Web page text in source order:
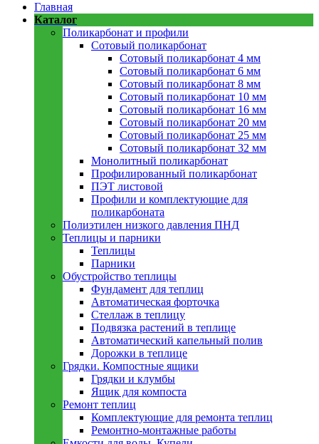
Главная
Каталог
Поликарбонат и профили
Сотовый поликарбонат
Сотовый поликарбонат 4 мм
Сотовый поликарбонат 6 мм
Сотовый поликарбонат 8 мм
Сотовый поликарбонат 10 мм
Сотовый поликарбонат 16 мм
Сотовый поликарбонат 20 мм
Сотовый поликарбонат 25 мм
Сотовый поликарбонат 32 мм
Монолитный поликарбонат
Профилированный поликарбонат
ПЭТ листовой
Профили и комплектующие для
поликарбоната
Полиэтилен низкого давления ПНД
Теплицы и парники
Теплицы
Парники
Обустройство теплицы
Фундамент для теплиц
Автоматическая форточка
Стеллаж в теплицу
Подвязка растений в теплице
Автоматический капельный полив
Дорожки в теплице
Грядки. Компостные ящики
Грядки и клумбы
Ящик для компоста
Ремонт теплиц
Комплектующие для ремонта теплиц
Ремонтно-монтажные работы